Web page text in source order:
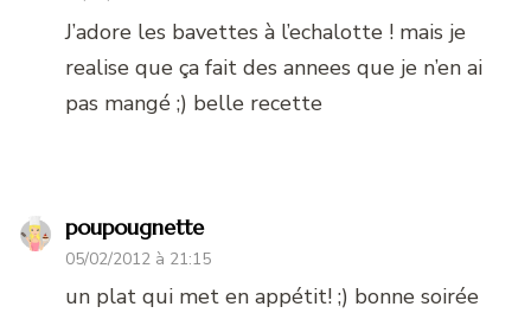
J’adore les bavettes à l’echalotte ! mais je
realise que ça fait des annees que je n’en ai
pas mangé ;) belle recette
poupougnette
05/02/2012 à 21:15
un plat qui met en appétit! ;) bonne soirée